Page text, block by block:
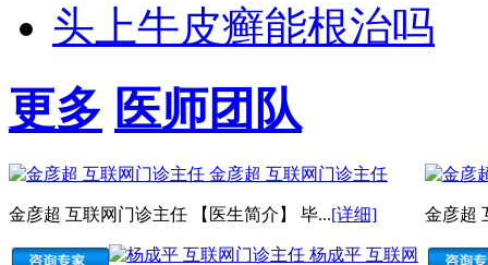
头上牛皮癣能根治吗
更多 医师团队
金彦超 互联网门诊主任
金彦超 互联网门诊主任 【医生简介】 毕...[详细]
杨成平 互联网
金彦超